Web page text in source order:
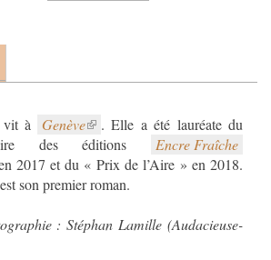
vit à Genève
. Elle a été lauréate du
des éditions
Encre Fraîche
2017 et du « Prix de l’Aire » en 2018.
est son premier roman.
: Stéphan Lamille (Audacieuse-